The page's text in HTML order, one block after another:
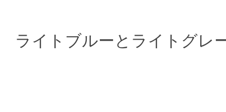
ライトブルーとライトグレ